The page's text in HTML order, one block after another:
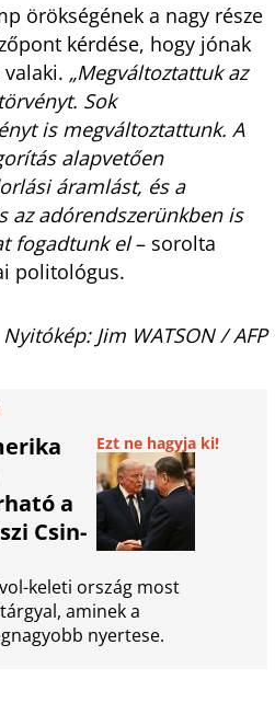
örökségének a nagy része
kérdése, hogy jónak
„Megváltoztattuk az
Sok
is megváltoztattunk. A
alapvetően
áramlást, és a
az adórendszerünkben is
fogadtunk el– sorolta
politológus.
Nyitókép: Jim WATSON / AFP
a
Csin-
Ezt ne hagyja ki!
keleti ország most
aminek a
nyertese.